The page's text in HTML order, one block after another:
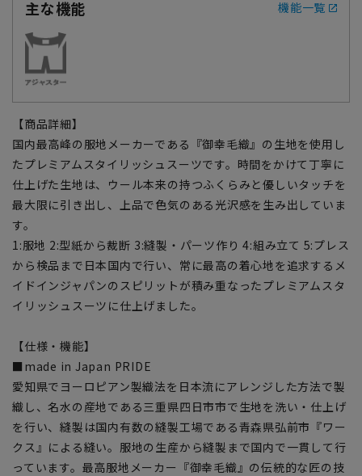
主な機能 機能一覧
【商品詳細】
国内最高峰の服地メーカーである『御幸毛織』の生地を使用し
たプレミアムスタイリッシュスーツです。時間をかけて丁寧に
仕上げた生地は、ウール本来の持つふくらみと優しいタッチを
最大限に引き出し、上品で色気のある光沢感を生み出していま
す。
1:服地 2:型紙から裁断 3:縫製・パーツ作り 4:組み立て 5:プレス
から検品まで日本国内で行い、常に最高の着心地を追求するメ
イドインジャパンのスピリットが積み重なったプレミアムスタ
イリッシュスーツに仕上げました。
【仕様・機能】
■made in Japan PRIDE
愛知県でヨーロピアン製織法を日本流にアレンジした方法で製
織し、名水の産地である三重県四日市市で生地を洗い・仕上げ
を行い、縫製は国内有数の縫製工場である青森県弘前市『ワー
クス』による縫い。服地の生産から縫製まで国内で一貫して行
っています。最高服地メーカー『御幸毛織』の伝統的な匠の技